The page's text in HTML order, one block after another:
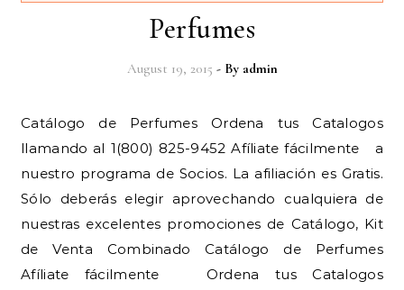
Perfumes
August 19, 2015 - By admin
Catálogo de Perfumes Ordena tus Catalogos
llamando al 1(800) 825-9452 Afíliate fácilmente a
nuestro programa de Socios. La afiliación es Gratis.
Sólo deberás elegir aprovechando cualquiera de
nuestras excelentes promociones de Catálogo, Kit
de Venta Combinado Catálogo de Perfumes
Afíliate fácilmente Ordena tus Catalogos